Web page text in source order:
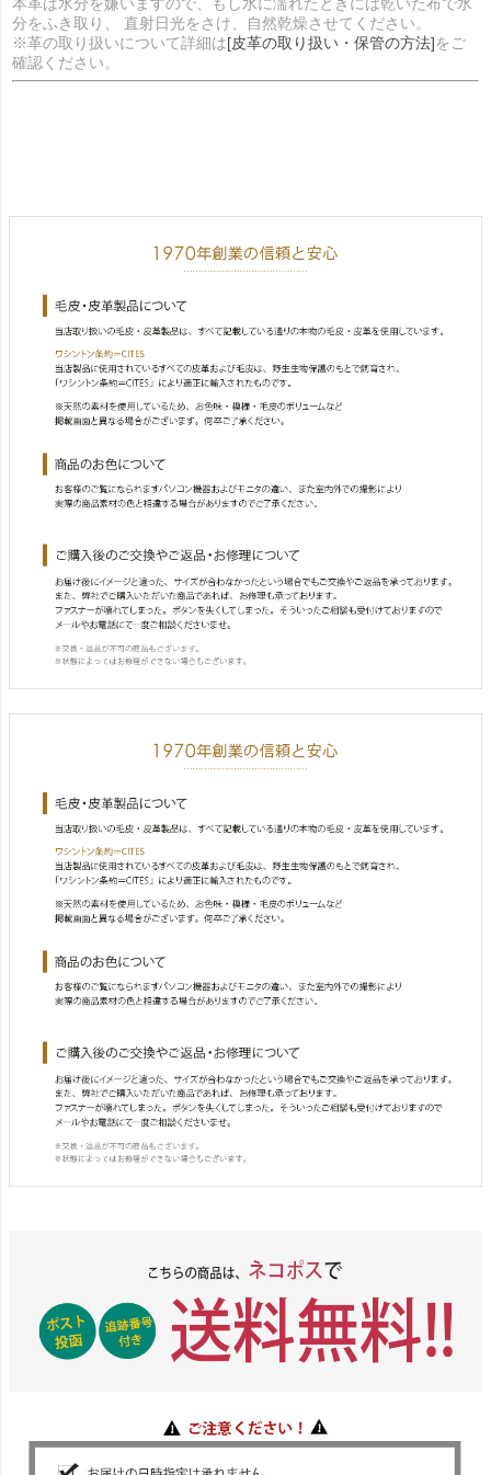
分をふき取り、 直射日光をさけ、自然乾燥させてください。
※革の取り扱いについて詳細は[皮革の取り扱い・保管の方法]をご
確認ください。